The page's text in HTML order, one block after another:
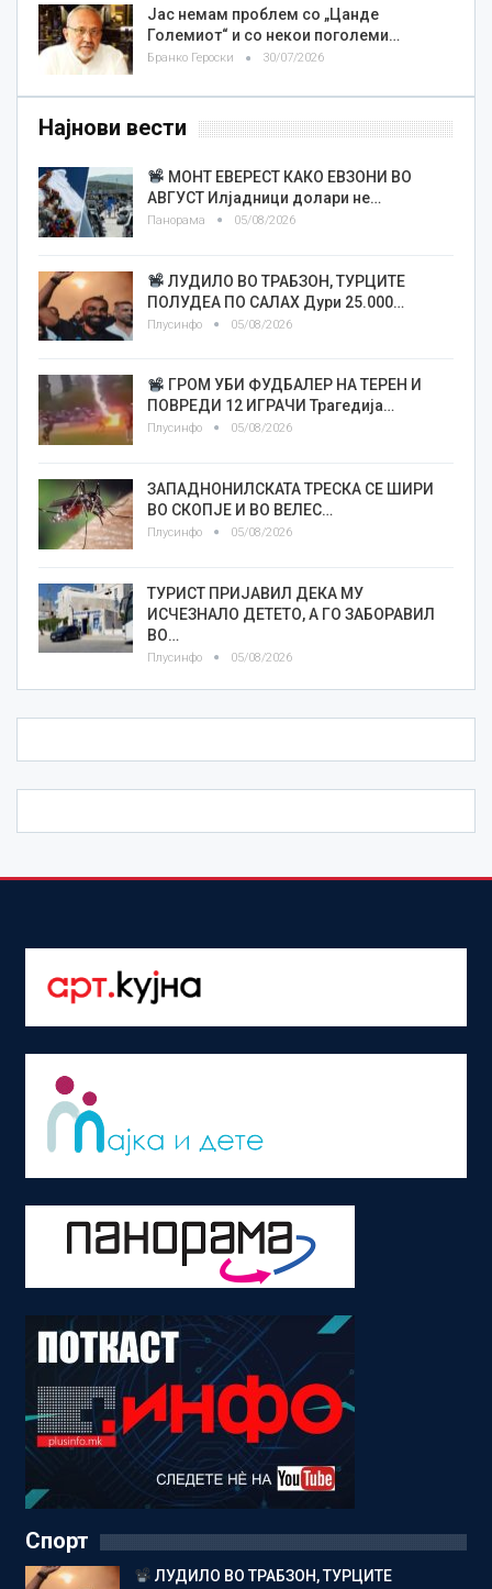
Јас немам проблем со „Цанде
Големиот“ и со некои поголеми…
Бранко Героски 30/07/2026
Најнови вести
МОНТ ЕВЕРЕСТ КАКО ЕВЗОНИ ВО
АВГУСТ Илјадници долари не…
Панорама 05/08/2026
ЛУДИЛО ВО ТРАБЗОН, ТУРЦИТЕ
ПОЛУДЕА ПО САЛАХ Дури 25.000…
Плусинфо 05/08/2026
ГРОМ УБИ ФУДБАЛЕР НА ТЕРЕН И
ПОВРЕДИ 12 ИГРАЧИ Трагедија…
Плусинфо 05/08/2026
ЗАПАДНОНИЛСКАТА ТРЕСКА СЕ ШИРИ
ВО СКОПЈЕ И ВО ВЕЛЕС…
Плусинфо 05/08/2026
ТУРИСТ ПРИЈАВИЛ ДЕКА МУ
ИСЧЕЗНАЛО ДЕТЕТО, А ГО ЗАБОРАВИЛ
ВО…
Плусинфо 05/08/2026
Спорт
ЛУДИЛО ВО ТРАБЗОН, ТУРЦИТЕ